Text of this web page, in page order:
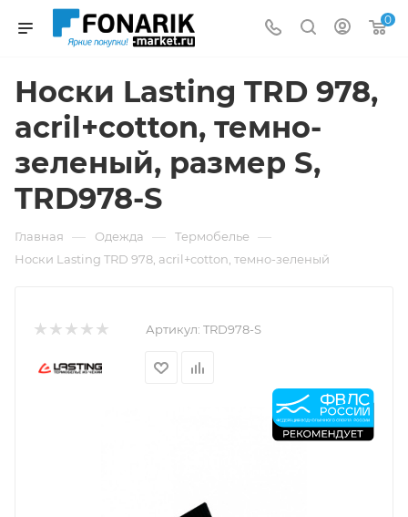
0
Носки Lasting TRD 978,
acril+cotton, темно-
зеленый, размер S,
TRD978-S
Главная — Одежда — Термобелье —
Носки Lasting TRD 978, acril+cotton, темно-зеленый
Артикул: TRD978-S